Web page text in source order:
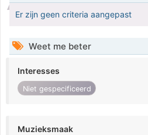
Er zijn geen criteria aangepast
Weet me beter
Interesses
Niet gespecificeerd
Muzieksmaak